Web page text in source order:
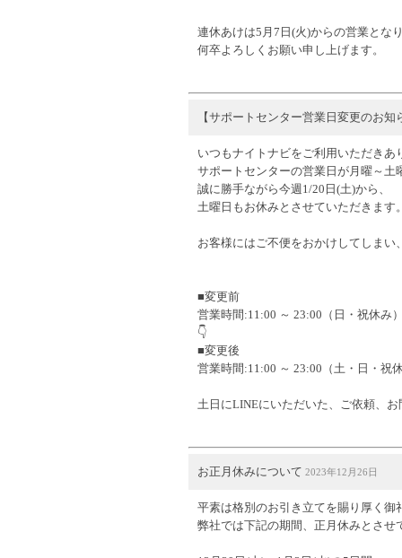
連休あけは5月7日(火)からの営業とな
何卒よろしくお願い申し上げます。
【サポートセンター営業日変更のお知
いつもナイトナビをご利用いただきあ
サポートセンターの営業日が月曜～土
誠に勝手ながら今週1/20日(土)から、
土曜日もお休みとさせていただきます
お客様にはご不便をおかけしてしま
■変更前
営業時間:11:00 ～ 23:00（日・祝休み
👇
■変更後
営業時間:11:00 ～ 23:00（土・日・祝
土日にLINEにいただいた、ご依頼、
お正月休みについて 2023年12月26日
平素は格別のお引き立てを賜り厚く御
弊社では下記の期間、正月休みとさせ